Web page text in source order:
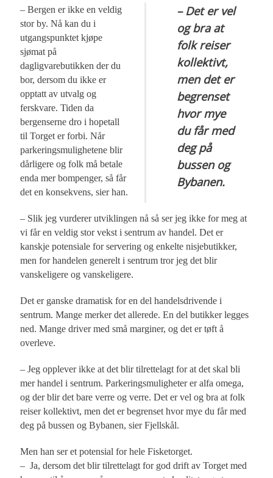
– Det er vel
og bra at
folk reiser
kollektivt,
men det er
begrenset
hvor mye
du får med
deg på
bussen og
Bybanen.
– Bergen er ikke en veldig
stor by. Nå kan du i
utgangspunktet kjøpe
sjømat på
dagligvarebutikken der du
bor, dersom du ikke er
opptatt av utvalg og
ferskvare. Tiden da
bergenserne dro i hopetall
til Torget er forbi. Når
parkeringsmulighetene blir
dårligere og folk må betale
enda mer bompenger, så får
det en konsekvens, sier han.
– Slik jeg vurderer utviklingen nå så ser jeg ikke for meg at
vi får en veldig stor vekst i sentrum av handel. Det er
kanskje potensiale for servering og enkelte nisjebutikker,
men for handelen generelt i sentrum tror jeg det blir
vanskeligere og vanskeligere.
Det er ganske dramatisk for en del handelsdrivende i
sentrum. Mange merker det allerede. En del butikker legges
ned. Mange driver med små marginer, og det er tøft å
overleve.
– Jeg opplever ikke at det blir tilrettelagt for at det skal bli
mer handel i sentrum. Parkeringsmuligheter er alfa omega,
og der blir det bare verre og verre. Det er vel og bra at folk
reiser kollektivt, men det er begrenset hvor mye du får med
deg på bussen og Bybanen, sier Fjellskål.
Men han ser et potensial for hele Fisketorget.
– Ja, dersom det blir tilrettelagt for god drift av Torget med